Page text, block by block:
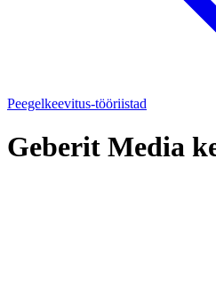
Peegelkeevitus-tööriistad
Geberit Media